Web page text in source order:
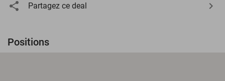
Partagez ce deal
Positions